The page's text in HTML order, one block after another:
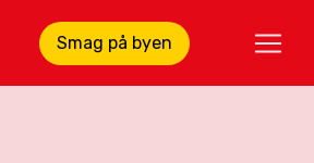
Smag på byen